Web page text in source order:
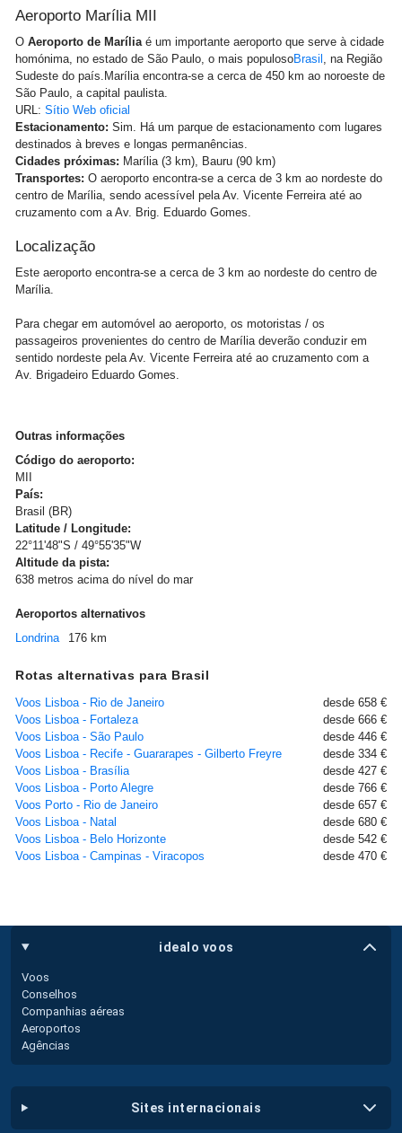
Aeroporto Marília MII
O Aeroporto de Maríliaé um importante aeroporto que serve à cidade
homónima, no estado de São Paulo, o mais populosoBrasil , na Região
Sudeste do país.Marília encontra-se a cerca de 450 km ao noroeste de
São Paulo, a capital paulista.
URL: Sítio Web oficial
Estacionamento: Sim. Há um parque de estacionamento com lugares
destinados à breves e longas permanências.
Cidades próximas: Marília (3 km), Bauru (90 km)
Transportes: O aeroporto encontra-se a cerca de 3 km ao nordeste do
centro de Marília, sendo acessível pela Av. Vicente Ferreira até ao
cruzamento com a Av. Brig. Eduardo Gomes.
Localização
Este aeroporto encontra-se a cerca de 3 km ao nordeste do centro de
Marília.
Para chegar em automóvel ao aeroporto, os motoristas / os
passageiros provenientes do centro de Marília deverão conduzir em
sentido nordeste pela Av. Vicente Ferreira até ao cruzamento com a
Av. Brigadeiro Eduardo Gomes.
Outras informações
Código do aeroporto:
MII
País:
Brasil (BR)
Latitude / Longitude:
22°11'48"S / 49°55'35"W
Altitude da pista:
638 metros acima do nível do mar
Aeroportos alternativos
Londrina
176 km
Rotas alternativas para Brasil
Voos Lisboa - Rio de Janeiro
desde 658 €
Voos Lisboa - Fortaleza
desde 666 €
Voos Lisboa - São Paulo
desde 446 €
Voos Lisboa - Recife - Guararapes - Gilberto Freyre
desde 334 €
Voos Lisboa - Brasília
desde 427 €
Voos Lisboa - Porto Alegre
desde 766 €
Voos Porto - Rio de Janeiro
desde 657 €
Voos Lisboa - Natal
desde 680 €
Voos Lisboa - Belo Horizonte
desde 542 €
Voos Lisboa - Campinas - Viracopos
desde 470 €
idealo voos
Voos
Conselhos
Companhias aéreas
Aeroportos
Agências
sites internacionais